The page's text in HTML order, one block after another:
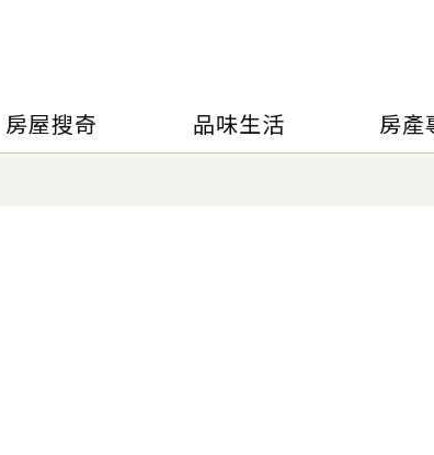
房屋搜奇 品味生活 房產